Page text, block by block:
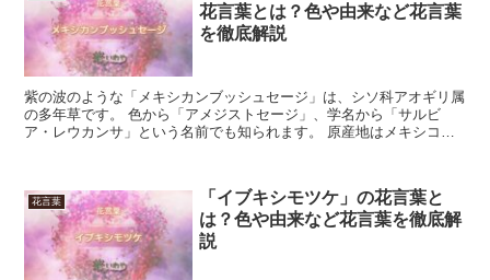
花言葉とは？色や由来など花言葉
を徹底解説
紫の波のような「メキシカンブッシュセージ」は、シソ科アオギリ属
の多年草です。 色から「アメジストセージ」、学名から「サルビ
ア・レウカンサ」という名前でも知られます。 原産地はメキシコ、
花言葉
「イブキシモツケ」の花言葉と
は？色や由来など花言葉を徹底解
説